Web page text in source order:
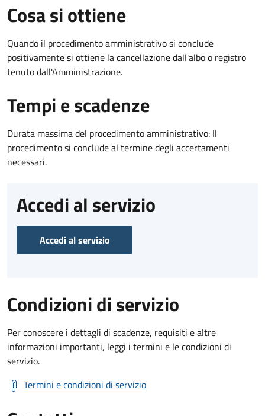
Cosa si ottiene
Quando il procedimento amministrativo si conclude
positivamente si ottiene la cancellazione dall'albo o registro
tenuto dall'Amministrazione.
Tempi e scadenze
Durata massima del procedimento amministrativo: Il
procedimento si conclude al termine degli accertamenti
necessari.
Accedi al servizio
Accedi al servizio
Condizioni di servizio
Per conoscere i dettagli di scadenze, requisiti e altre
informazioni importanti, leggi i termini e le condizioni di
servizio.
Termini e condizioni di servizio